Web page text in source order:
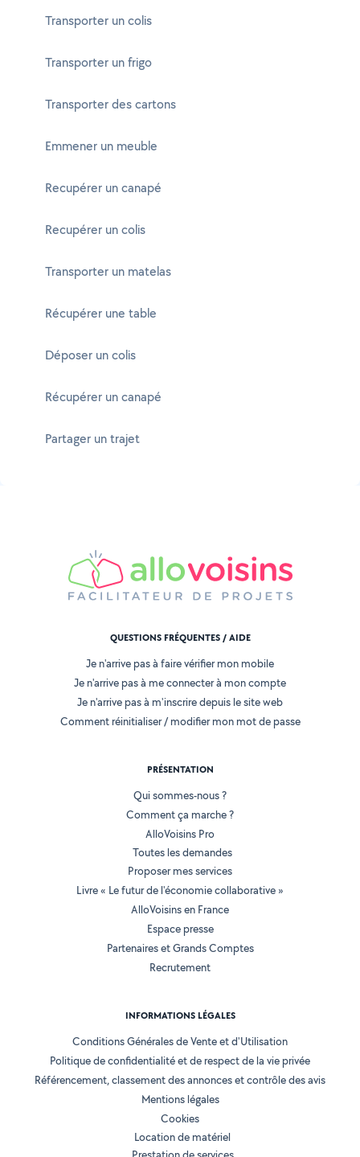
Transporter un colis
Transporter un frigo
Transporter des cartons
Emmener un meuble
Recupérer un canapé
Recupérer un colis
Transporter un matelas
Récupérer une table
Déposer un colis
Récupérer un canapé
Partager un trajet
QUESTIONS FRÉQUENTES / AIDE
Je n'arrive pas à faire vérifier mon mobile
Je n'arrive pas à me connecter à mon compte
Je n'arrive pas à m'inscrire depuis le site web
Comment réinitialiser / modifier mon mot de passe
PRÉSENTATION
Qui sommes-nous ?
Comment ça marche ?
AlloVoisins Pro
Toutes les demandes
Proposer mes services
Livre « Le futur de l'économie collaborative »
AlloVoisins en France
Espace presse
Partenaires et Grands Comptes
Recrutement
INFORMATIONS LÉGALES
Conditions Générales de Vente et d'Utilisation
Politique de confidentialité et de respect de la vie privée
Référencement, classement des annonces et contrôle des avis
Mentions légales
Cookies
Location de matériel